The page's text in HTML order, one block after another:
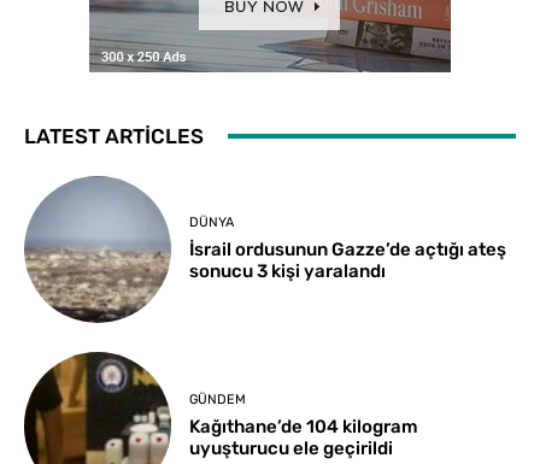
LATEST ARTICLES
DÜNYA
İsrail ordusunun Gazze’de açtığı ateş
sonucu 3 kişi yaralandı
GÜNDEM
Kağıthane’de 104 kilogram
uyuşturucu ele geçirildi